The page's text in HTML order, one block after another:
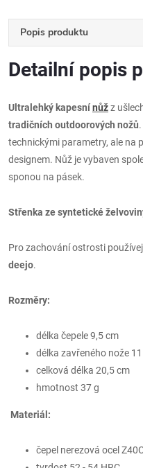
Popis produktu
Detailní popis
Ultralehký kapesnínůžz
tradičních outdoorových nožů
technickými parametry, ale na
designem. Nůž je vybaven
sponou na pásek.
Střenka ze syntetické
Pro zachování ostrosti
deejo.
Rozměry:
délka čepele 9,5 cm
délka zavřeného nože
celková délka 20,5 cm
hmotnost 37 g
Materiál:
čepel nerezová ocel